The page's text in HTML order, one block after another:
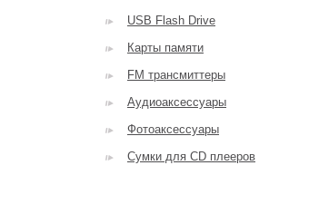
USB Flash Drive
Карты памяти
FM трансмиттеры
Аудиоаксессуары
Фотоаксессуары
Сумки для CD плееров